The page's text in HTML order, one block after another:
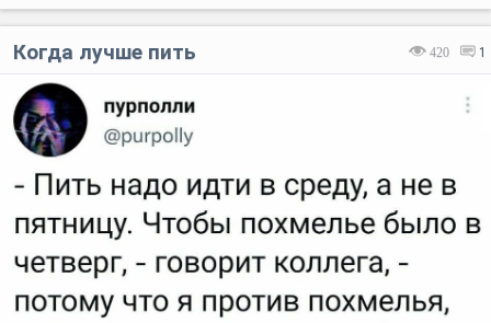
420 1
Когда лучше пить